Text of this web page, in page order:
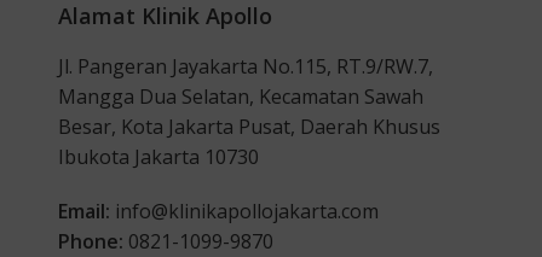
Alamat Klinik Apollo
Jl. Pangeran Jayakarta No.115, RT.9/RW.7,
Mangga Dua Selatan, Kecamatan Sawah
Besar, Kota Jakarta Pusat, Daerah Khusus
Ibukota Jakarta 10730
Email: info@klinikapollojakarta.com
Phone: 0821-1099-9870